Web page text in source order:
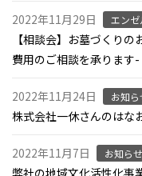
2022年11月29日 エン
【相談会】お墓づくり
費用のご相談を承ります-
2022年11月24日 お知ら
株式会社一休さんのはな
2022年11月7日 お知らせ
弊社の地域文化活性化事